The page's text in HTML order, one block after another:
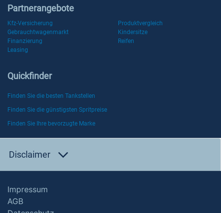
Partnerangebote
Kfz-Versicherung
Produktvergleich
Gebrauchtwagenmarkt
Kindersitze
Finanzierung
Reifen
Leasing
Quickfinder
Finden Sie die besten Tankstellen
Finden Sie die günstigsten Spritpreise
Finden Sie Ihre bevorzugte Marke
Disclaimer
Impressum
AGB